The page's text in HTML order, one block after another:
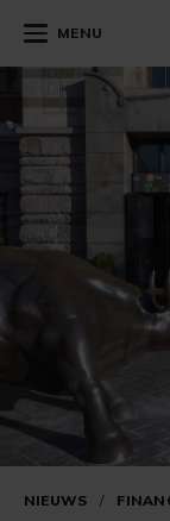
MENU
NIEUWS /